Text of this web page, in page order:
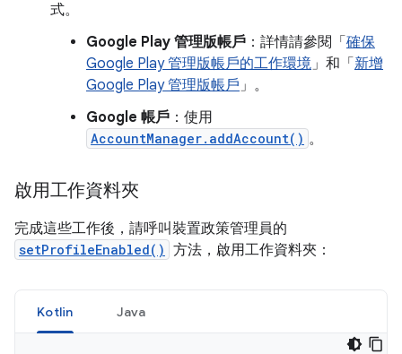
式。
Google Play 管理版帳戶 ：詳情請參閱「 確保
Google Play 管理版帳戶的工作環境」和「 新增
Google Play 管理版帳戶」。
Google 帳戶 ：使用
AccountManager.addAccount() 。
啟用工作資料夾
完成這些工作後，請呼叫裝置政策管理員的
setProfileEnabled() 方法，啟用工作資料夾：
Kotlin Java